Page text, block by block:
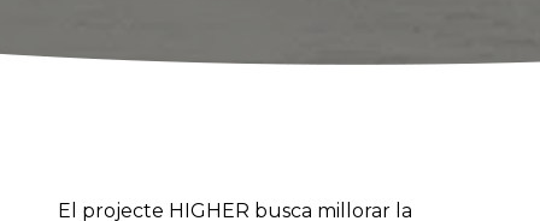
El projecte HIGHER busca millorar la